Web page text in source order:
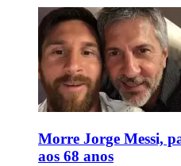
Morre Jorge Messi,
aos 68 anos